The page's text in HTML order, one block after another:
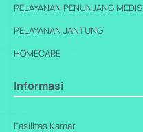
PELAYANAN PENUNJANG MEDIS
PELAYANAN JANTUNG
HOMECARE
Informasi
Fasilitas Kamar